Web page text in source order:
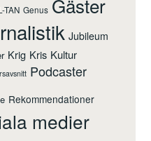
TAN Genus Gäster
Jubileum
Krig Kris Kultur
Podcaster
Rekommendationer
medier